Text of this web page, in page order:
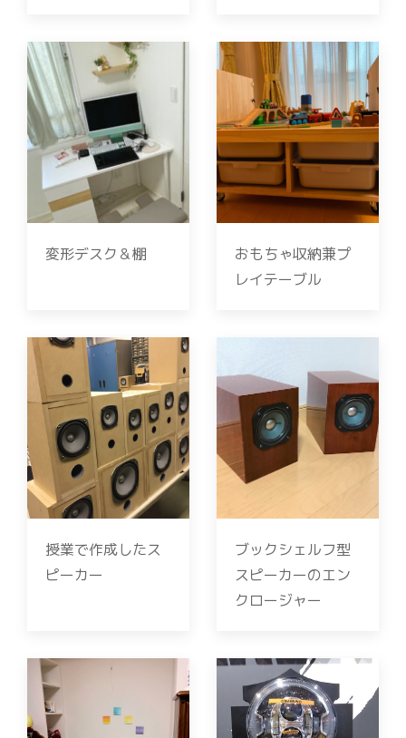
変形デスク＆棚
おもちゃ収納兼プ
レイテーブル
授業で作成したス
ピーカー
ブックシェルフ型
スピーカーのエン
クロージャー